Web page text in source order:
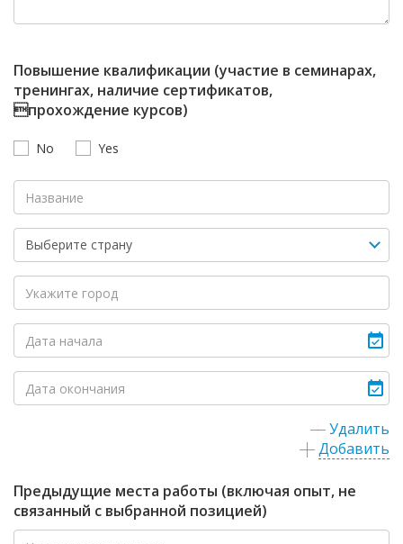
Повышение квалификации (участие в семинарах,
тренингах, наличие сертификатов,
прохождение курсов)
No Yes
Удалить
Добавить
Предыдущие места работы (включая опыт, не
связанный с выбранной позицией)